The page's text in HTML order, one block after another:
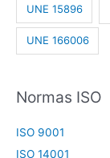
UNE 15896
UNE 166006
Normas ISO
ISO 9001
ISO 14001